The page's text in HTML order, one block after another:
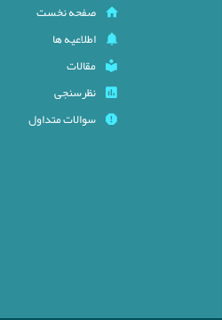
صفحه نخست
اطلاعیه ها
مقالات
نظرسنجی
سوالات متداول